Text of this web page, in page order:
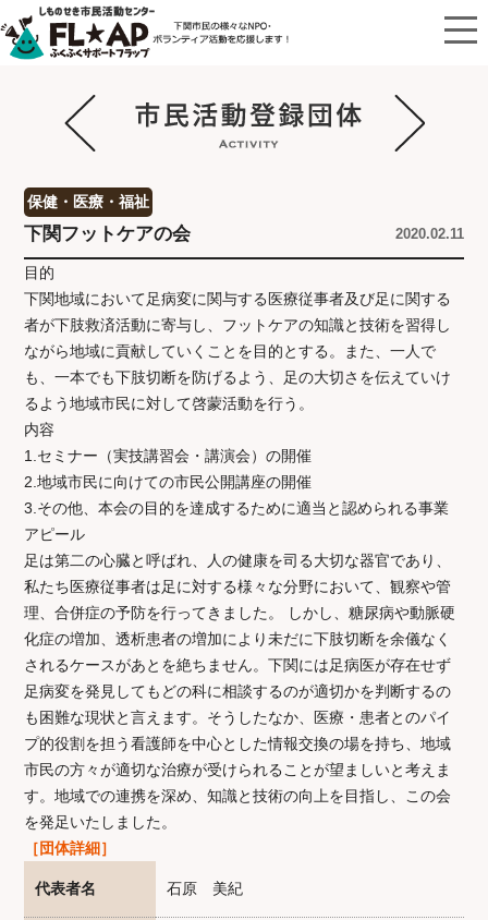
保健・医療・福祉
下関フットケアの会 2020.02.11
目的
下関地域において足病変に関与する医療従事者及び足に関する
者が下肢救済活動に寄与し、フットケアの知識と技術を習得し
ながら地域に貢献していくことを目的とする。また、一人で
も、一本でも下肢切断を防げるよう、足の大切さを伝えていけ
るよう地域市民に対して啓蒙活動を行う。
内容
1.セミナー（実技講習会・講演会）の開催
2.地域市民に向けての市民公開講座の開催
3.その他、本会の目的を達成するために適当と認められる事業
アピール
足は第二の心臓と呼ばれ、人の健康を司る大切な器官であり、
私たち医療従事者は足に対する様々な分野において、観察や管
理、合併症の予防を行ってきました。 しかし、糖尿病や動脈硬
化症の増加、透析患者の増加により未だに下肢切断を余儀なく
されるケースがあとを絶ちません。下関には足病医が存在せず
足病変を発見してもどの科に相談するのが適切かを判断するの
も困難な現状と言えます。そうしたなか、医療・患者とのパイ
プ的役割を担う看護師を中心とした情報交換の場を持ち、地域
市民の方々が適切な治療が受けられることが望ましいと考えま
す。地域での連携を深め、知識と技術の向上を目指し、この会
を発足いたしました。
［団体詳細］
代表者名 石原 美紀